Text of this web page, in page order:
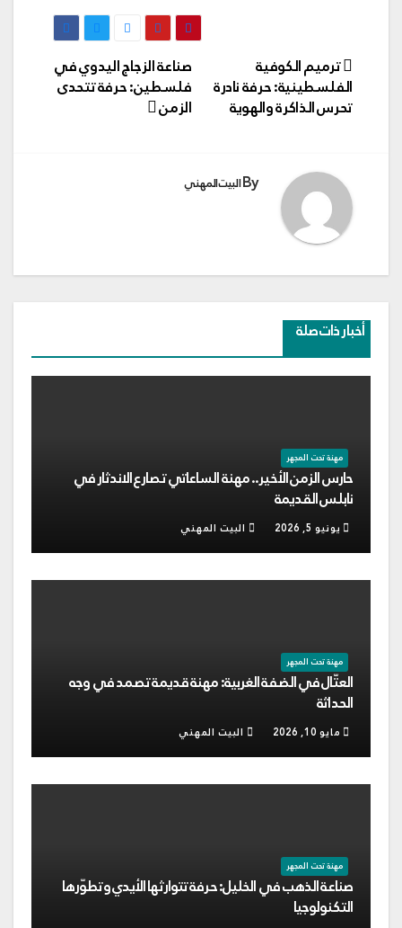
تصفّح
المقالات
صناعة الزجاج اليدوي في
فلسطين: حرفة تتحدى
الزمن
ترميم الكوفية
الفلسطينية: حرفة نادرة
تحرس الذاكرة والهوية
Byالبيت المهني
أخبار ذات صلة
مهنة تحت المجهر
حارس الزمن الأخير.. مهنة الساعاتي تصارع الاندثار في
نابلس القديمة
يونيو 5, 2026 البيت المهني
مهنة تحت المجهر
العتّال في الضفة الغربية: مهنة قديمة تصمد في وجه
الحداثة
مايو 10, 2026 البيت المهني
مهنة تحت المجهر
صناعة الذهب في الخليل: حرفة تتوارثها الأيدي وتطوّرها
التكنولوجيا